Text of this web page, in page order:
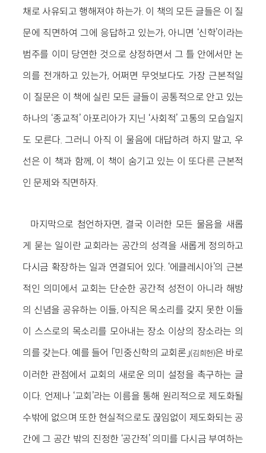
채로 사유되고 행해져야 하는가. 이 책의 모든 글들은 이 질
문에 직면하여 그에 응답하고 있는가, 아니면 ‘신학’이라는
범주를 이미 당연한 것으로 상정하면서 그 틀 안에서만 논
의를 전개하고 있는가, 어쩌면 무엇보다도 가장 근본적일
이 질문은 이 책에 실린 모든 글들이 공통적으로 안고 있는
하나의 ‘종교적’ 아포리아가 지닌 ‘사회적’ 고통의 모습일지
도 모른다. 그러니 아직 이 물음에 대답하려 하지 말고, 우
선은 이 책과 함께, 이 책이 숨기고 있는 이 또다른 근본적
인 문제와 직면하자.
마지막으로 첨언하자면, 결국 이러한 모든 물음을 새롭
게 묻는 일이란 교회라는 공간의 성격을 새롭게 정의하고
다시금 확장하는 일과 연결되어 있다. ‘에클레시아’의 근본
적인 의미에서 교회는 단순한 공간적 성전이 아니라 해방
의 신념을 공유하는 이들, 아직은 목소리를 갖지 못한 이들
이 스스로의 목소리를 모아내는 장소 이상의 장소라는 의
의를 갖는다. 예를 들어 「민중신학의 교회론」(김희헌)은 바로
이러한 관점에서 교회의 새로운 의미 설정을 촉구하는 글
이다. 언제나 ‘교회’라는 이름을 통해 원리적으로 제도화될
수밖에 없으며 또한 현실적으로도 끊임없이 제도화되는 공
간에 그 공간 밖의 진정한 ‘공간적’ 의미를 다시금 부여하는